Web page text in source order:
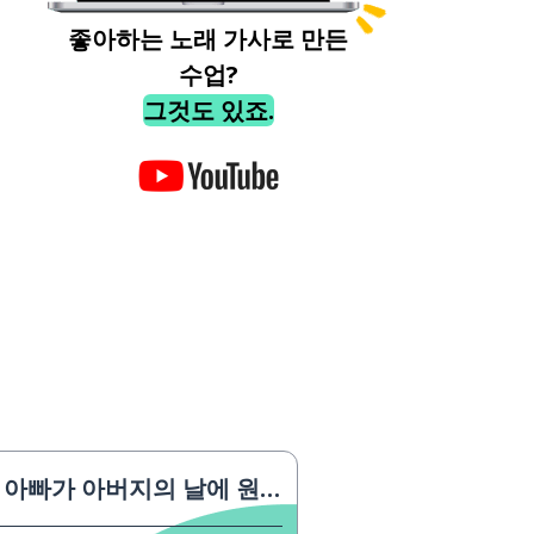
좋아하는 노래 가사로 만든
수업?
그것도 있죠.
아빠가 아버지의 날에 원하는 것